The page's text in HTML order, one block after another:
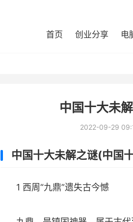
首页 创业分享 电
中国十大未
2022-09-29
中国十大未解之谜(中国
1 西周“九鼎”遗失古今憾